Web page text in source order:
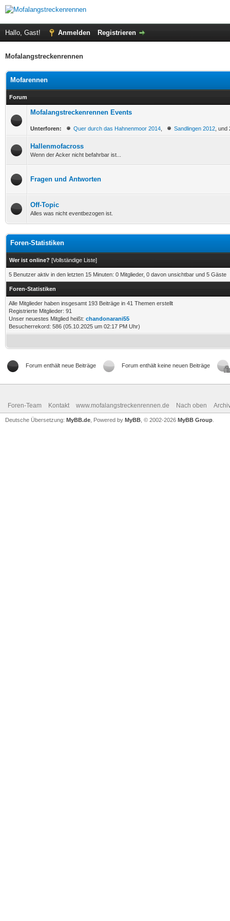
Hallo, Gast! Anmelden Registrieren
Mofalangstreckenrennen
Mofarennen
Forum
Mofalangstreckenrennen Events
Unterforen: Quer durch das Hahnenmoor 2014 Sandlingen 2012 ,
Hallenmofacross
Wenn der Acker nicht befahrbar ist...
Fragen und Antworten
Off-Topic
Alles was nicht eventbezogen ist.
Foren-Statistiken
Wer ist online? [Vollständige Liste]
5 Benutzer aktiv in den letzten 15 Minuten: 0 Mitglieder, 0 davon unsichtbar und 5 Gäste
Foren-Statistiken
Alle Mitglieder haben insgesamt 193 Beiträge in 41 Themen erstellt
Registrierte Mitglieder: 91
Unser neuestes Mitglied heißt: chandonarani55
Besucherrekord: 586 (05.10.2025 um 02:17 PM Uhr)
Forum enthält neue Beiträge Forum enthält keine neuen Beiträge
Foren-Team Kontakt www.mofalangstreckenrennen.de Nach oben
Deutsche Übersetzung: MyBB.de , Powered by MyBB , © 2002-2026 MyBB Group